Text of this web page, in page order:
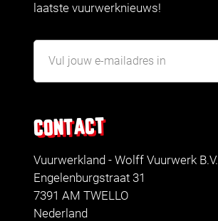
CONTACT
Vuurwerkland - Wolff Vuurwerk B.V.
Engelenburgstraat 31
7391 AM TWELLO
Nederland
laatste vuurwerknieuws!